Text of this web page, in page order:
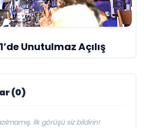
Unutulmaz Açılış
(0)
İlk görüşü siz bildirin!